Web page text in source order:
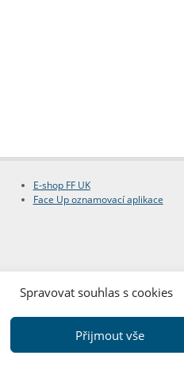
Spravovat souhlas s cookies
Přijmout vše
E-shop FF UK
Face Up oznamovací aplikace